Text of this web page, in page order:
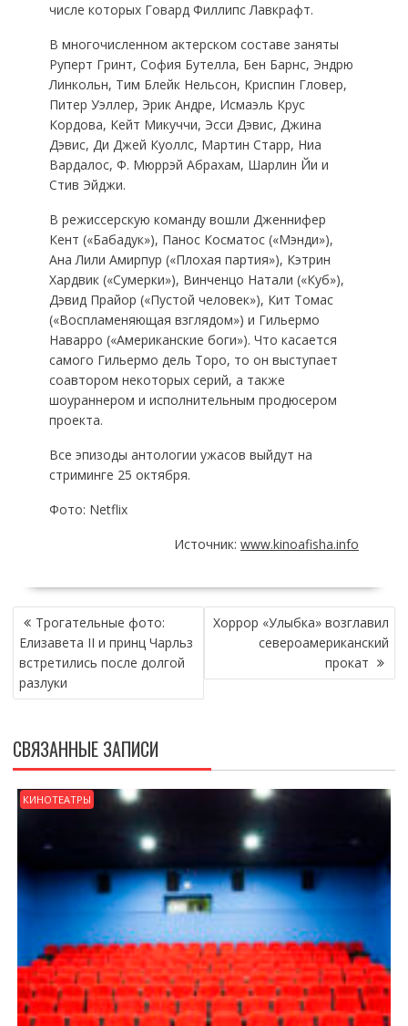
числе которых Говард Филлипс Лавкрафт.
В многочисленном актерском составе заняты
Руперт Гринт, София Бутелла, Бен Барнс, Эндрю
Линкольн, Тим Блейк Нельсон, Криспин Гловер,
Питер Уэллер, Эрик Андре, Исмаэль Крус
Кордова, Кейт Микуччи, Эсси Дэвис, Джина
Дэвис, Ди Джей Куоллс, Мартин Старр, Ниа
Вардалос, Ф. Мюррэй Абрахам, Шарлин Йи и
Стив Эйджи.
В режиссерскую команду вошли Дженнифер
Кент («Бабадук»), Панос Косматос («Мэнди»),
Ана Лили Амирпур («Плохая партия»), Кэтрин
Хардвик («Сумерки»), Винченцо Натали («Куб»),
Дэвид Прайор («Пустой человек»), Кит Томас
(«Воспламеняющая взглядом») и Гильермо
Наварро («Американские боги»). Что касается
самого Гильермо дель Торо, то он выступает
соавтором некоторых серий, а также
шоураннером и исполнительным продюсером
проекта.
Все эпизоды антологии ужасов выйдут на
стриминге 25 октября.
Фото: Netflix
Источник:www.kinoafisha.info
НАВИГАЦИЯ
ПО
ЗАПИСЯМ
Трогательные фото:
Елизавета II и принц Чарльз
встретились после долгой
разлуки
Хоррор «Улыбка» возглавил
североамериканский
прокат
СВЯЗАННЫЕ ЗАПИСИ
КИНОТЕАТРЫ